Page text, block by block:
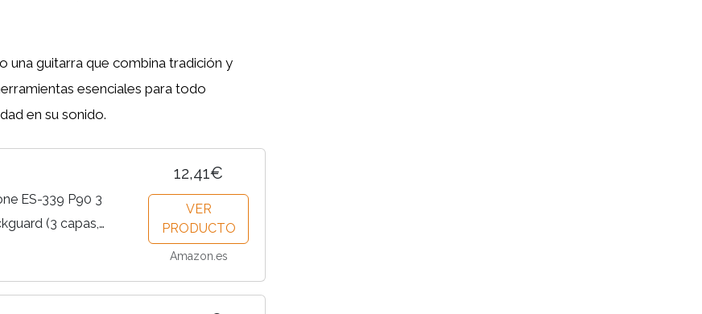
una guitarra que combina tradición y
esenciales para todo
en su sonido.
ES-339 P90 3
(3 capas,
12,41€
VER
PRODUCTO
Amazon.es